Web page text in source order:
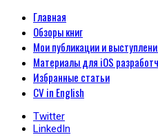
PrimaryГлавная
Обзоры книг
Мои публикации и
Материалы для iOS
Избранные статьи
CV in English
Twitter
LinkedIn